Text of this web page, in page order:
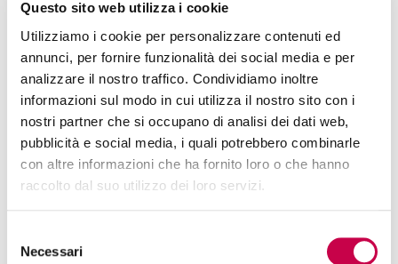
Questo sito web utilizza i cookie
Utilizziamo i cookie per personalizzare contenuti ed
annunci, per fornire funzionalità dei social media e per
analizzare il nostro traffico. Condividiamo inoltre
informazioni sul modo in cui utilizza il nostro sito con i
nostri partner che si occupano di analisi dei dati web,
pubblicità e social media, i quali potrebbero combinarle
con altre informazioni che ha fornito loro o che hanno
raccolto dal suo utilizzo dei loro servizi.
delNecessari
Dan Gibson, Interface Designer
“I've been using TommusRhodus